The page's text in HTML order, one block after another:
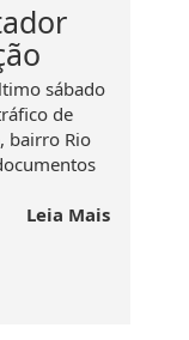
sábado
de
bairro Rio
Leia Mais